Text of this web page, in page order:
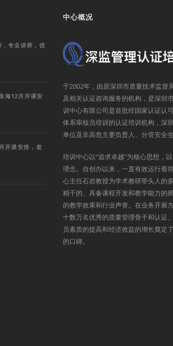
专业讲师，优
海12月开课安
开课安排，老
中心概况
于2002年，由原深圳市质量技术监督
及相关认证咨询服务的机构，是深圳
训中心有限公司是首批经国家认证认
体系审核员培训的认证培训机构，深
单位及非高危主要负责人、分管安全
培训中心以“追求卓越”为核心思想，
理念。自创办以来，一直有效运行着
心主任石岩教授为学术教研带头人的
精干的、具备课程开发和教学能力的
的教学效果和行业声誉。在业务开展
十数万名优秀的质量管理骨干和认证
员素质的提高和经济效益的增长奠定
的口碑。